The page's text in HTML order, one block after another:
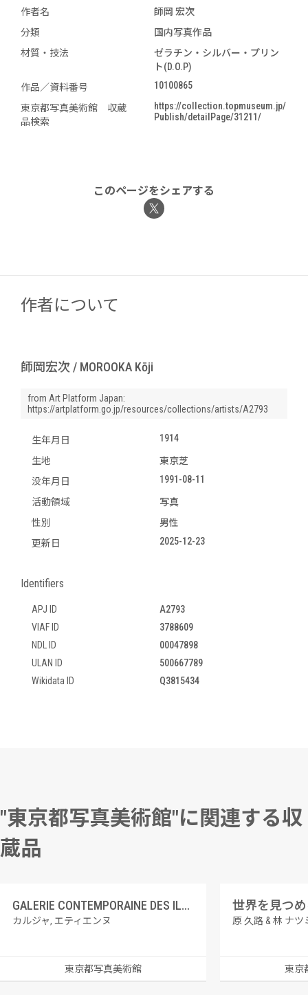
作者名
師岡 宏次
分類
国内写真作品
材質・技法
ゼラチン・シルバー・プリン
ト(D.O.P)
作品／資料番号
10100865
東京都写真美術館 収蔵
品検索
https://collection.topmuseum.jp/
Publish/detailPage/31211/
このページをシェアする
作者について
師岡宏次 / MOROOKA Kōji
from Art Platform Japan:
https://artplatform.go.jp/resources/collections/artists/A2793
生年月日 1914
生地
東京芝
没年月日
1991-08-11
活動領域
写真
性別
男性
更新日
2025-12-23
Identifiers
APJ ID
A2793
VIAF ID
3788609
NDL ID
00047898
ULAN ID
500667789
Wikidata ID
Q3815434
"東京都写真美術館"に関連する収
蔵品
GALERIE CONTEMPORAINE DES ILLUSTRATIONS FRANCAISES 4 シャルル・ボードレール
カルジャ, エティエンヌ
東京都写真美術館
世界を見つ
原 久路 & 林 ナツ
東京